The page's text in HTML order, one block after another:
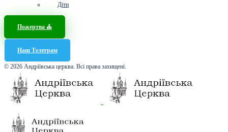
Діти
Пожертва ⛪️
Наш Телеграм
© 2026 Андріївська церква. Всі права захищені.